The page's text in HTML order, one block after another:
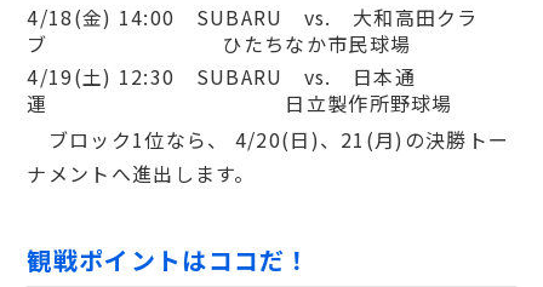
4/18(金) 14:00 SUBARU vs. 大和高田クラ
ブ ひたちなか市民球場
4/19(土) 12:30 SUBARU vs. 日本通
運 日立製作所野球場
ブロック1位なら、 4/20(日)、21(月)の決勝トー
ナメントへ進出します。
観戦ポイントはココだ！